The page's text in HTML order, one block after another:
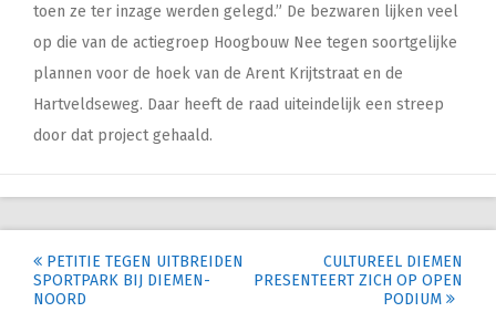
toen ze ter inzage werden gelegd.” De bezwaren lijken veel
op die van de actiegroep Hoogbouw Nee tegen soortgelijke
plannen voor de hoek van de Arent Krijtstraat en de
Hartveldseweg. Daar heeft de raad uiteindelijk een streep
door dat project gehaald.
Post
navigation
PETITIE TEGEN UITBREIDEN
SPORTPARK BIJ DIEMEN-
NOORD
CULTUREEL DIEMEN
PRESENTEERT ZICH OP OPEN
PODIUM